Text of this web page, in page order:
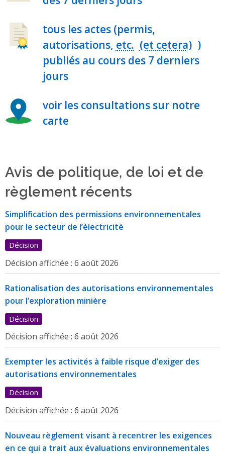
tous les actes (permis,
autorisations, etc.
)
publiés au cours des 7 derniers
jours
voir les consultations sur notre
carte
Avis de politique, de loi et de
règlement récents
Simplification des permissions environnementales
pour le secteur de l’électricité
Décision
Décision affichée : 6 août 2026
Rationalisation des autorisations environnementales
pour l’exploration minière
Décision
Décision affichée : 6 août 2026
Exempter les activités à faible risque d’exiger des
autorisations environnementales
Décision
Décision affichée : 6 août 2026
Nouveau règlement visant à recentrer les exigences
en ce qui a trait aux évaluations environnementales